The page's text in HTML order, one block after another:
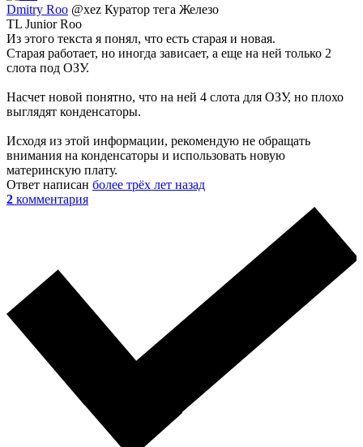
Dmitry Roo @xez Куратор тега Железо
TL Junior Roo
Из этого текста я понял, что есть старая и новая.
Старая работает, но иногда зависает, а еще на ней только 2
слота под ОЗУ.
Насчет новой понятно, что на ней 4 слота для ОЗУ, но плохо
выглядят конденсаторы.
Исходя из этой информации, рекомендую не обращать
внимания на конденсаторы и использовать новую
материнскую плату.
Ответ написан более трёх лет назад
2 комментария